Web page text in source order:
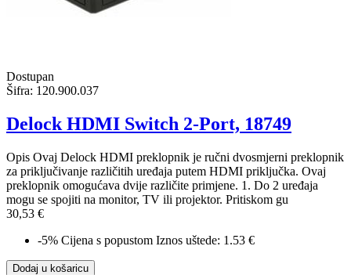
Dostupan
Šifra: 120.900.037
Delock HDMI Switch 2-Port, 18749
Opis Ovaj Delock HDMI preklopnik je ručni dvosmjerni preklopnik
za priključivanje različitih uređaja putem HDMI priključka. Ovaj
preklopnik omogućava dvije različite primjene. 1. Do 2 uređaja
mogu se spojiti na monitor, TV ili projektor. Pritiskom gu
30,53 €
-5% Cijena s popustom Iznos uštede: 1.53 €
Dodaj u košaricu